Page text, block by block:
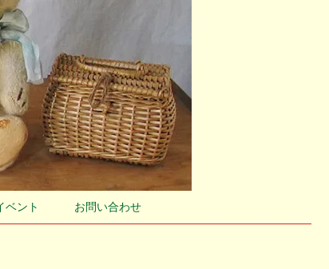
ベント お問い合わせ